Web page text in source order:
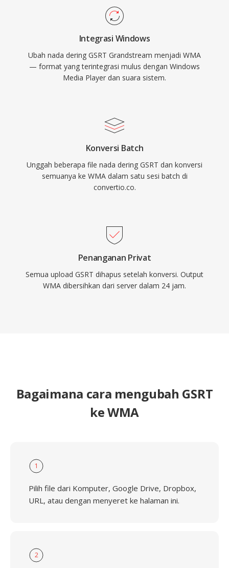
Encoding dan decoding ditangani secara native
oleh Windows, tidak memerlukan perangkat
lunak pihak ketiga untuk pemutaran di mesin
Windows mana pun. Dukungan lintas platform
telah meningkat melalui pustaka seperti
FFmpeg dan GStreamer, meskipun WMA tetap
Format ini masih muncul dalam pustaka media
streaming dan penggunaan portabel.
Integrasi Windows
Ubah nada dering GSRT Grandstream menjadi WMA
— format yang terintegrasi mulus dengan Windows
Media Player dan suara sistem.
Konversi Batch
Unggah beberapa file nada dering GSRT dan konversi
semuanya ke WMA dalam satu sesi batch di
convertio.co.
Penanganan Privat
Semua upload GSRT dihapus setelah konversi. Output
WMA dibersihkan dari server dalam 24 jam.
Bagaimana cara mengubah GSRT
ke WMA
1
Pilih file dari Komputer, Google Drive, Dropbox,
URL, atau dengan menyeret ke halaman ini.
2